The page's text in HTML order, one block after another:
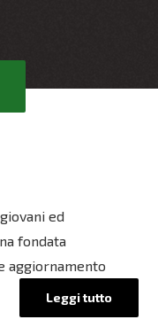
ed
fondata
aggiornamento
Leggi tutto